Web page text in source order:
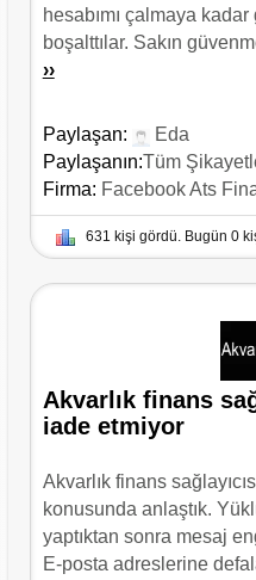
hesabımı çalmaya
boşalttılar. Sakın
››
Paylaşan:
Eda
Paylaşanın:Tüm
Firma: Facebook Ats
631 kişi gördü. Bugün 0
Akvarlık finans
iade etmiyor
Akvarlık finans
konusunda anlaştık.
yaptıktan sonra mesaj
E-posta adreslerine